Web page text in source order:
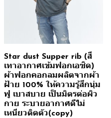
Star dust Supper rib (สี
เทาอากาศเข้มฟอกเอซิด)
ผ้าฟอกคอกลมผลิตจากผ้า
ฝ้าย 100% ให้ความรู้สึกนุ่ม
ฟู เบาสบาย เป็นมิตรต่อผิว
กาย ระบายอากาศดีไม่
เหนียวติดตัว(copy)